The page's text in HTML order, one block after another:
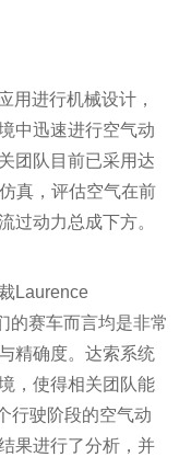
用进行机械设计，
中迅速进行空气动
团队目前已采用达
真，评估空气在前
过动力总成下方。
Laurence
的赛车而言均是非常
精确度。达索系统
，使得相关团队能
行驶阶段的空气动
果进行了分析，并